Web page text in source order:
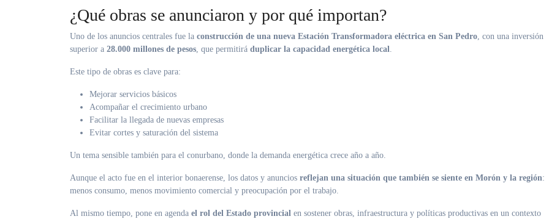
¿Qué obras se anunciaron y por qué importan?
Uno de los anuncios centrales fue la construcción de una nueva Estación Transformadora eléctrica en San Pedro, con una inversión
superior a 28.000 millones de pesos, que permitirá duplicar la capacidad energética local.
Este tipo de obras es clave para:
Mejorar servicios básicos
Acompañar el crecimiento urbano
Facilitar la llegada de nuevas empresas
Evitar cortes y saturación del sistema
Un tema sensible también para el conurbano, donde la demanda energética crece año a año.
Aunque el acto fue en el interior bonaerense, los datos y anuncios reflejan una situación que también se siente en Morón y la región:
menos consumo, menos movimiento comercial y preocupación por el trabajo.
Al mismo tiempo, pone en agenda el rol del Estado provincial en sostener obras, infraestructura y políticas productivas en un contexto